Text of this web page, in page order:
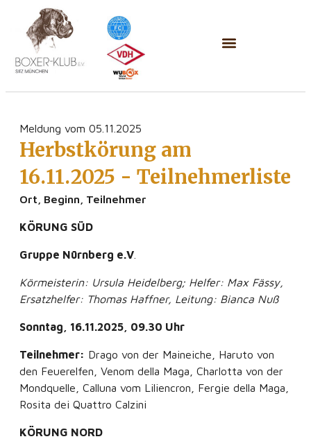
Meldung vom 05.11.2025
Herbstkörung am
16.11.2025 - Teilnehmerliste
Ort, Beginn, Teilnehmer
KÖRUNG SÜD
Gruppe Nürnberg e.V
Körmeisterin: Ursula Heidelberg; Helfer: Max Fässy,
Ersatzhelfer: Thomas Haffner, Leitung: Bianca Nuß
Sonntag, 16.11.2025, 09.30 Uhr
Teilnehmer: Drago von der Maineiche, Haruto von
den Feuerelfen, Venom della Maga, Charlotta von der
Mondquelle, Calluna vom Liliencron, Fergie della Maga,
Rosita dei Quattro Calzini
KÖRUNG NORD